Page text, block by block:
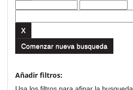
Comenzar nueva busqueda
Añadir filtros: